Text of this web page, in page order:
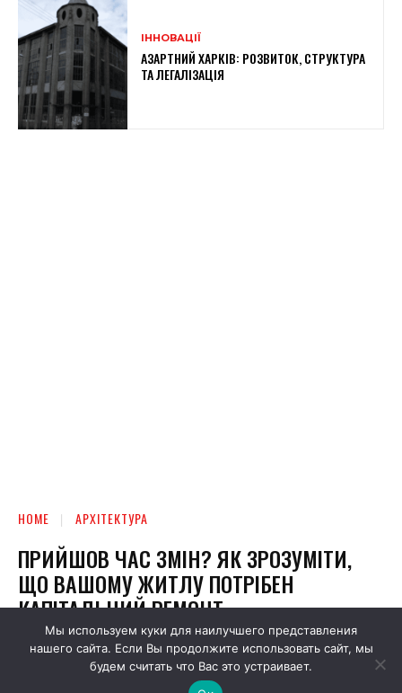
ІННОВАЦІЇ
АЗАРТНИЙ ХАРКІВ: РОЗВИТОК, СТРУКТУРА
ТА ЛЕГАЛІЗАЦІЯ
Мы используем куки для наилучшего представления
нашего сайта. Если Вы продолжите использовать сайт, мы
будем считать что Вас это устраивает.